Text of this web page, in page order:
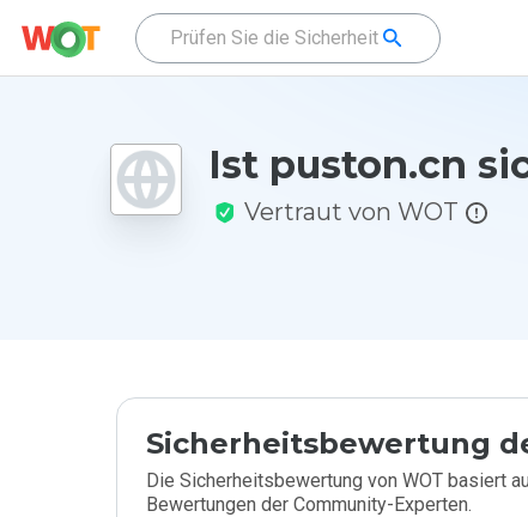
Ist puston.cn
Vertraut von WOT
Sicherheitsbewertung
Die Sicherheitsbewertung von WOT basiert
Bewertungen der Community-Experten.